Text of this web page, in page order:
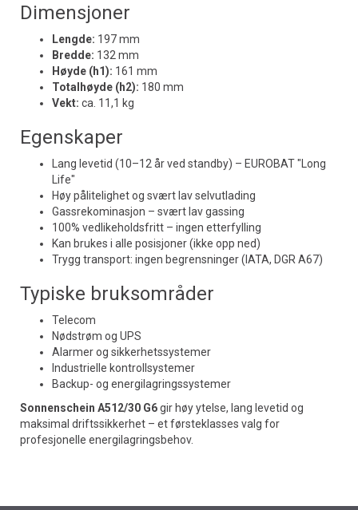
Dimensjoner
Lengde: 197 mm
Bredde: 132 mm
Høyde (h1): 161 mm
Totalhøyde (h2): 180 mm
Vekt: ca. 11,1 kg
Egenskaper
Lang levetid (10–12 år ved standby) – EUROBAT "Long
Life"
Høy pålitelighet og svært lav selvutlading
Gassrekominasjon – svært lav gassing
100% vedlikeholdsfritt – ingen etterfylling
Kan brukes i alle posisjoner (ikke opp ned)
Trygg transport: ingen begrensninger (IATA, DGR A67)
Typiske bruksområder
Telecom
Nødstrøm og UPS
Alarmer og sikkerhetssystemer
Industrielle kontrollsystemer
Backup- og energilagringssystemer
Sonnenschein A512/30 G6gir høy ytelse, lang levetid og
maksimal driftssikkerhet – et førsteklasses valg for
profesjonelle energilagringsbehov.